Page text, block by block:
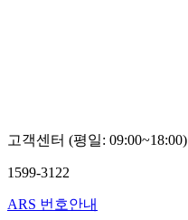
고객센터 (평일: 09:00~18:00)
1599-3122
ARS 번호안내